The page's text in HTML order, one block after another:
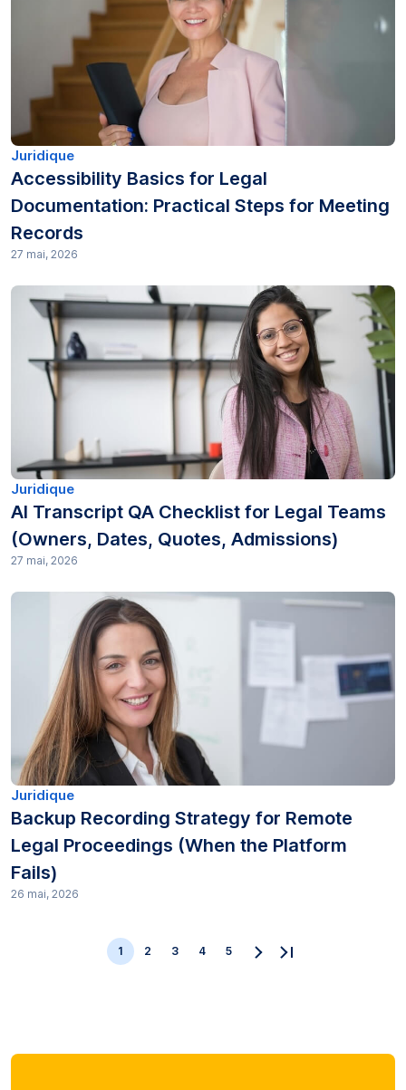
Juridique
Accessibility Basics for Legal
Documentation: Practical Steps for Meeting
Records
27 mai, 2026
Juridique
AI Transcript QA Checklist for Legal Teams
(Owners, Dates, Quotes, Admissions)
27 mai, 2026
Juridique
Backup Recording Strategy for Remote
Legal Proceedings (When the Platform
Fails)
26 mai, 2026
1 2 3 4 5